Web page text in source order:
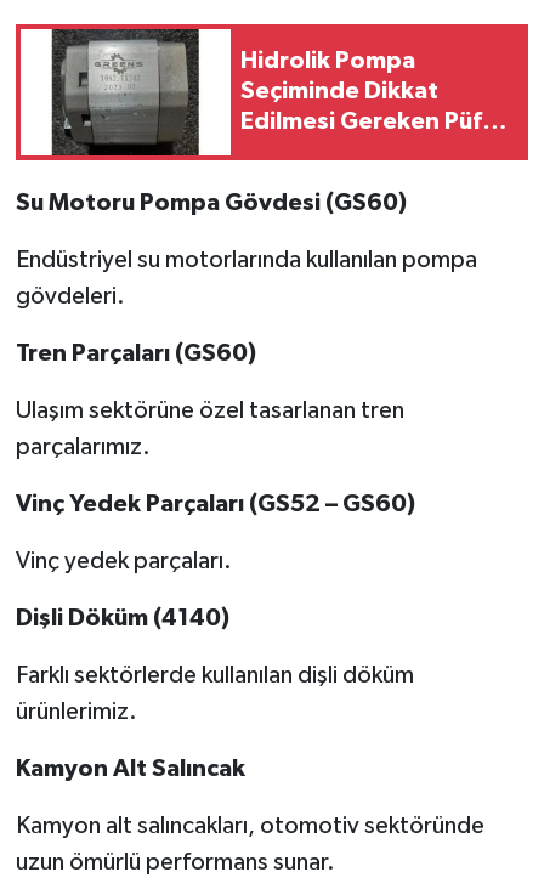
Hidrolik Pompa
Seçiminde Dikkat
Edilmesi Gereken Püf
Su Motoru Pompa Gövdesi (GS60)
Endüstriyel su motorlarında kullanılan pompa
gövdeleri.
Tren Parçaları (GS60)
Ulaşım sektörüne özel tasarlanan tren
parçalarımız.
Vinç Yedek Parçaları (GS52 – GS60)
Vinç yedek parçaları.
Dişli Döküm (4140)
Farklı sektörlerde kullanılan dişli döküm
ürünlerimiz.
Kamyon Alt Salıncak
Kamyon alt salıncakları, otomotiv sektöründe
uzun ömürlü performans sunar.